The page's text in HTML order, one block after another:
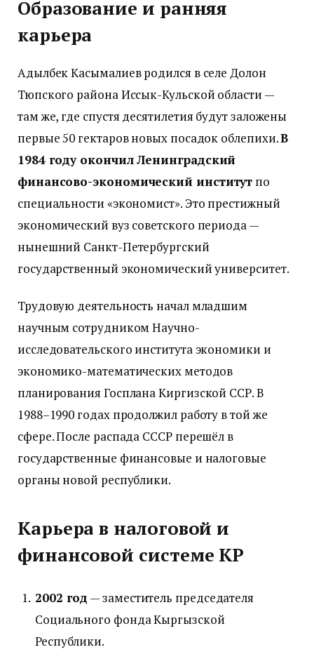
Образование и ранняя
карьера
Адылбек Касымалиев родился в селе Долон
Тюпского района Иссык-Кульской области —
там же, где спустя десятилетия будут заложены
первые 50 гектаров новых посадок облепихи.В
1984 году окончил Ленинградский
финансово-экономический институт по
специальности «экономист». Это престижный
экономический вуз советского периода —
нынешний Санкт-Петербургский
государственный экономический университет.
Трудовую деятельность начал младшим
научным сотрудником Научно-
исследовательского института экономики и
экономико-математических методов
планирования Госплана Киргизской ССР. В
1988–1990 годах продолжил работу в той же
сфере. После распада СССР перешёл в
государственные финансовые и налоговые
органы новой республики.
Карьера в налоговой и
финансовой системе КР
2002 год — заместитель председателя
Социального фонда Кыргызской
Республики.